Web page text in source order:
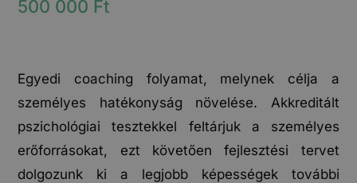
500 000 Ft
Egyedi coaching folyamat, melynek célja a
személyes hatékonyság növelése. Akkreditált
pszichológiai tesztekkel feltárjuk a személyes
erőforrásokat, ezt követően fejlesztési tervet
dolgozunk ki a legjobb képességek további